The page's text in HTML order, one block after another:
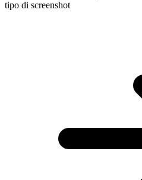
tipo di screenshot